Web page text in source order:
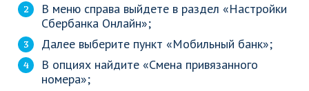
В меню справа выйдете в раздел «Настройки
Сбербанка Онлайн»;
Далее выберите пункт «Мобильный банк»;
В опциях найдите «Смена привязанного
номера»;